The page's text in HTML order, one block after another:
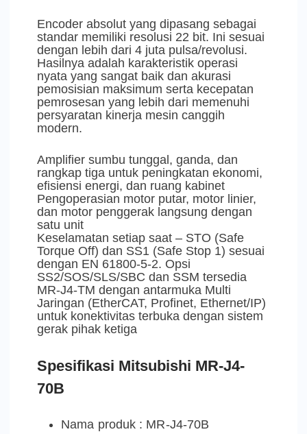
Encoder absolut yang dipasang sebagai
standar memiliki resolusi 22 bit. Ini sesuai
dengan lebih dari 4 juta pulsa/revolusi.
Hasilnya adalah karakteristik operasi
nyata yang sangat baik dan akurasi
pemosisian maksimum serta kecepatan
pemrosesan yang lebih dari memenuhi
persyaratan kinerja mesin canggih
modern.
Amplifier sumbu tunggal, ganda, dan
rangkap tiga untuk peningkatan ekonomi,
efisiensi energi, dan ruang kabinet
Pengoperasian motor putar, motor linier,
dan motor penggerak langsung dengan
satu unit
Keselamatan setiap saat – STO (Safe
Torque Off) dan SS1 (Safe Stop 1) sesuai
dengan EN 61800-5-2. Opsi
SS2/SOS/SLS/SBC dan SSM tersedia
MR-J4-TM dengan antarmuka Multi
Jaringan (EtherCAT, Profinet, Ethernet/IP)
untuk konektivitas terbuka dengan sistem
gerak pihak ketiga
Spesifikasi Mitsubishi MR-J4-
70B
Nama produk : MR-J4-70B